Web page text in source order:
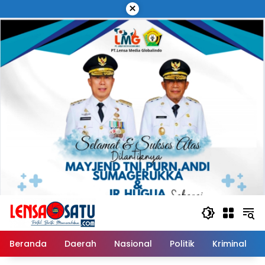
ke
konten
×
Beranda Daerah Nasional Politik Kriminal